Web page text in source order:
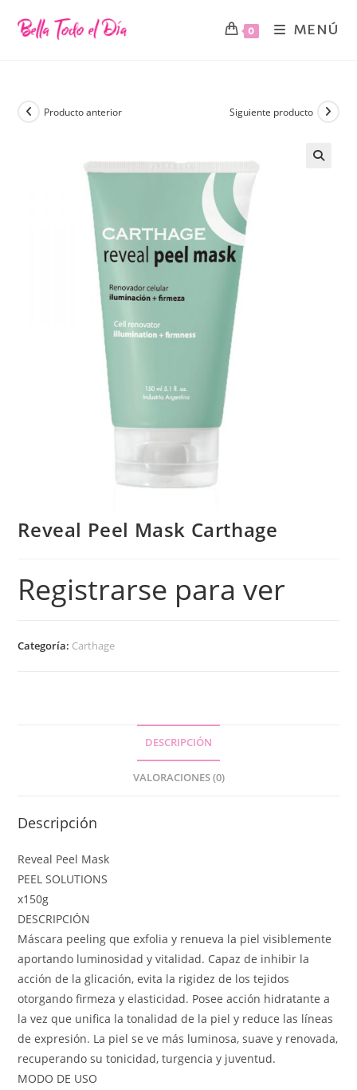
0 MENÚ
Producto anterior Siguiente producto
Reveal Peel Mask Carthage
Registrarse para ver
Categoría: Carthage
DESCRIPCIÓN
VALORACIONES (0)
Descripción
Reveal Peel Mask
PEEL SOLUTIONS
x150g
DESCRIPCIÓN
Máscara peeling que exfolia y renueva la piel visiblemente
aportando luminosidad y vitalidad. Capaz de inhibir la
acción de la glicación, evita la rigidez de los tejidos
otorgando firmeza y elasticidad. Posee acción hidratante a
la vez que unifica la tonalidad de la piel y reduce las líneas
de expresión. La piel se ve más luminosa, suave y renovada,
recuperando su tonicidad, turgencia y juventud.
MODO DE USO